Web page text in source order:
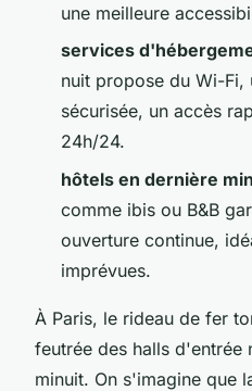
une meilleure
services
nuit propose du Wi-Fi,
sécurisée, un accès
24h/24.
hôtels en dernière
comme ibis ou B&B
ouverture continue,
imprévues.
À Paris, le rideau de fer
feutrée des halls d'entrée
minuit. On s'imagine que